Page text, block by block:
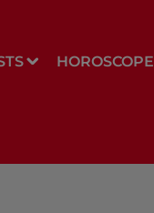
HOROSCOPE